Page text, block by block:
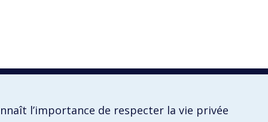
l’importance de respecter la vie privée